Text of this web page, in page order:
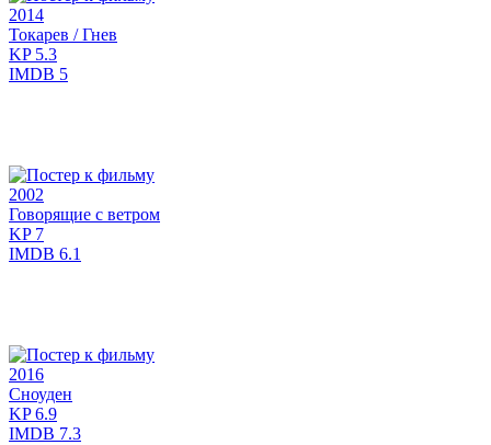
2014
Токарев / Гнев
KP5.3
IMDB 5
2002
Говорящие с ветром
KP7
IMDB 6.1
2016
Сноуден
KP6.9
IMDB 7.3